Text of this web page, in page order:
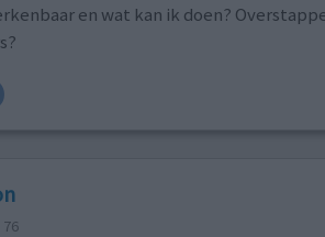
en wat kan ik doen?
76